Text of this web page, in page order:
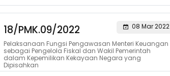
18/PMK.09/2022
08 Mar 2022
Pelaksanaan Fungsi Pengawasan Menteri Keuangan
sebagai Pengelola Fiskal dan Wakil Pemerintah
dalam Kepemilikan Kekayaan Negara yang
Dipisahkan